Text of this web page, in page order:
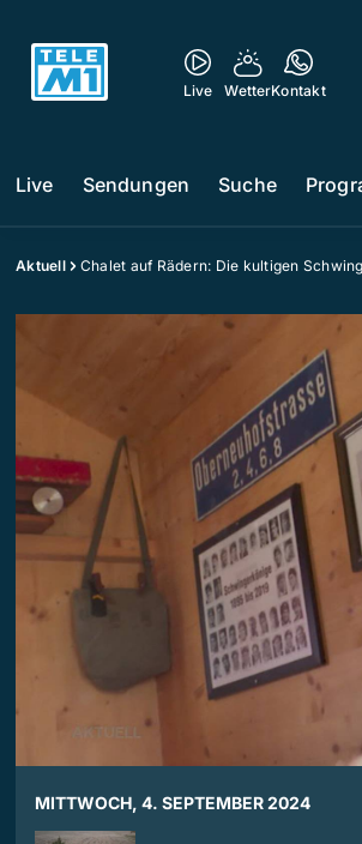
Live WetterKontakt
Live Sendungen Suche
Aktuell Chalet auf Rädern: Die kultigen
MITTWOCH, 4. SEPTEMBER 2024